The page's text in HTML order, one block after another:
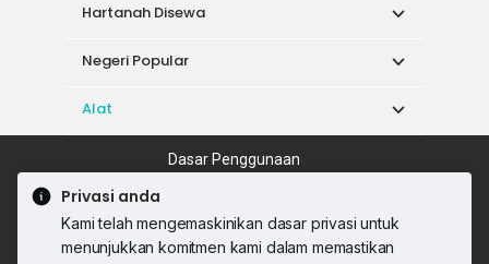
Privasi anda
Kami telah mengemaskinikan dasar privasi untuk
menunjukkan komitmen kami dalam memastikan
Hartanah Disewa
Negeri Popular
Alat
Dasar Penggunaan
Syarat Perkhidmatan
© 2026 PropertyGuru International (Malaysia)